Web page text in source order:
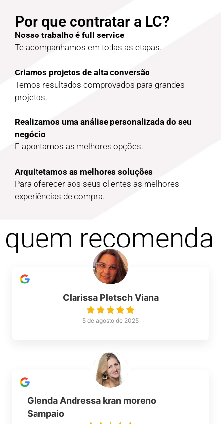
Por que contratar a LC?
Nosso trabalho é full service
Te acompanhamos em todas as etapas.
Criamos projetos de alta conversão
Temos resultados comprovados para grandes
projetos.
Realizamos uma análise personalizada do seu
negócio
E apontamos as melhores opções.
Arquitetamos as melhores soluções
Para oferecer aos seus clientes as melhores
experiências de compra.
quem recomenda
Clarissa Pletsch Viana
5 de agosto de 2025
Glenda Andressa kran moreno
Sampaio